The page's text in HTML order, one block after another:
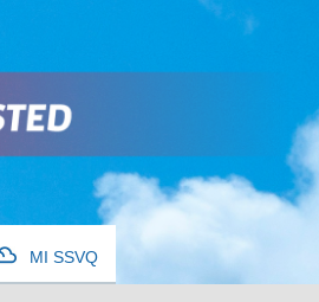
MI SSVQ